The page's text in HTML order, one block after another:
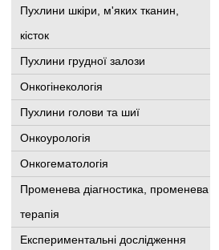
Пухлини шкіри, м'яких тканин,
кісток
Пухлини грудної залози
Онкогінекологія
Пухлини голови та шиї
Онкоурологія
Онкогематологія
Променева діагностика, променева
терапія
Експериментальні дослідження